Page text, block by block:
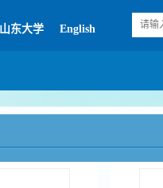
山东大学 English